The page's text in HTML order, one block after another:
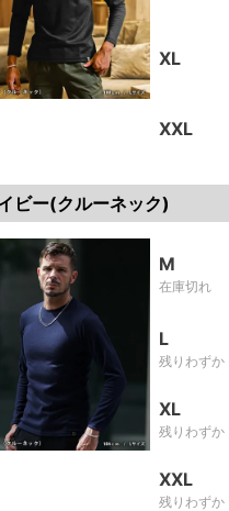
XL
XXL
ビー(クルーネック)
M
在庫切れ
L
残りわずか
XL
残りわずか
XXL
残りわずか